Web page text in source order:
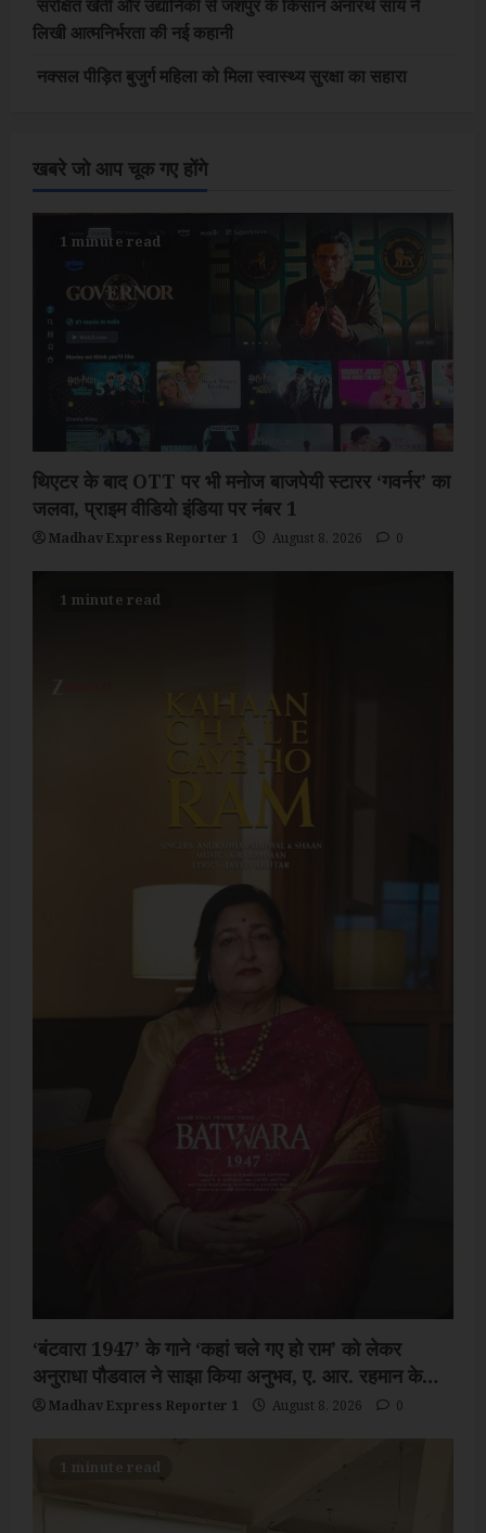
संरक्षित खेती और उद्यानिकी से जशपुर के किसान अनारथ साय ने
लिखी आत्मनिर्भरता की नई कहानी
नक्सल पीड़ित बुजुर्ग महिला को मिला स्वास्थ्य सुरक्षा का सहारा
खबरे जो आप चूक गए होंगे
1 minute read
थिएटर के बाद OTT पर भी मनोज बाजपेयी स्टारर ‘गवर्नर’ का
जलवा, प्राइम वीडियो इंडिया पर नंबर 1
Madhav Express Reporter 1 August 8, 2026 0
1 minute read
‘बंटवारा 1947’ के गाने ‘कहां चले गए हो राम’ को लेकर
अनुराधा पौडवाल ने साझा किया अनुभव, ए. आर. रहमान के
संगीत संग की वापसी
Madhav Express Reporter 1 August 8, 2026 0
1 minute read